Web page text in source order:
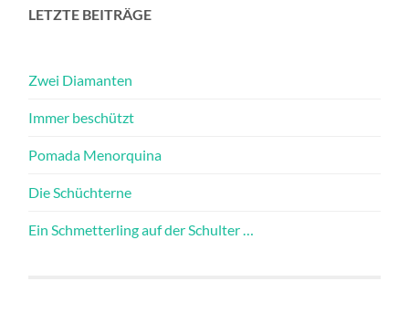
LETZTE BEITRÄGE
Zwei Diamanten
Immer beschützt
Pomada Menorquina
Die Schüchterne
Ein Schmetterling auf der Schulter …